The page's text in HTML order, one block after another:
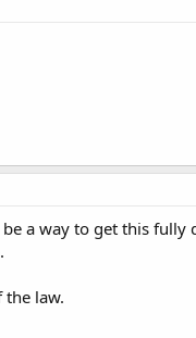
a way to get this
the law.